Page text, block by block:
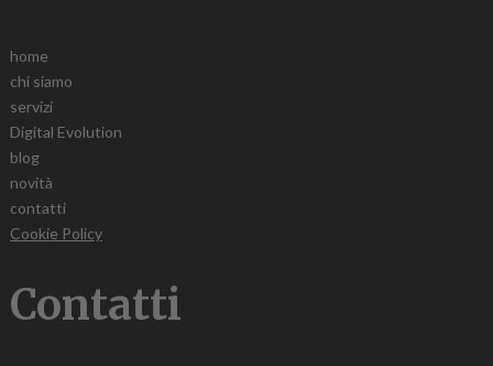
home
chi siamo
servizi
Digital Evolution
blog
novità
contatti
Cookie Policy
Contatti